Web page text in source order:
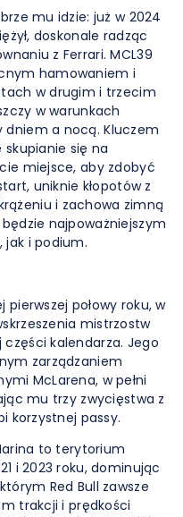
mu idzie: już w 2024
doskonale radząc
z Ferrari. MCL39
hamowaniem i
w drugim i trzecim
w warunkach
a nocą. Kluczem
się na
miejsce, aby zdobyć
uniknie kłopotów z
i zachowa zimną
najpoważniejszym
jak i podium.
połowy roku, w
mistrzostw
kalendarza. Jego
zarządzaniem
McLarena, w pełni
mu trzy zwycięstwa z
korzystnej passy.
to terytorium
i 2023 roku, dominując
Red Bull zawsze
trakcji i prędkości